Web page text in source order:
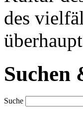
des
Suchen
Suche